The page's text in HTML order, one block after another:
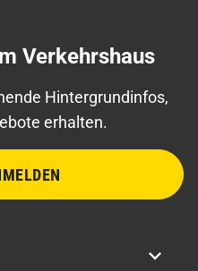
Verkehrshaus
Hintergrundinfos,
erhalten.